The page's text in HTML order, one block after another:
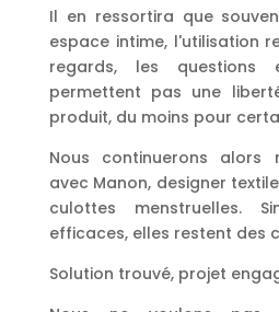
Il en ressortira que
espace intime, l'utilisation
regards, les
permettent pas une
produit, du moins pour
Nous continuerons alors
avec Manon, designer
culottes menstruelles.
efficaces, elles restent des
Solution trouvé, projet